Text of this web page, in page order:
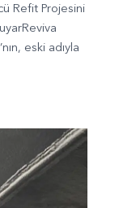
Refit Projesini
eski adıyla